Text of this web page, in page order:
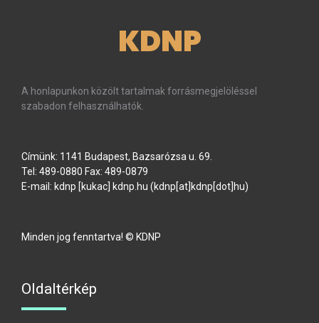
KDNP
A honlapunkon közölt tartalmak forrásmegjelöléssel
szabadon felhasználhatók.
Címünk: 1141 Budapest, Bazsarózsa u. 69.
Tel: 489-0880 Fax: 489-0879
E-mail: kdnp [kukac] kdnp hu (kdnp[at]kdnp[dot]hu)
Minden jog fenntartva! © KDNP
Oldaltérkép